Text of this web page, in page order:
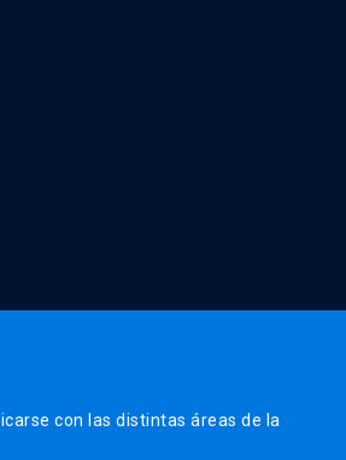
con las distintas áreas de la